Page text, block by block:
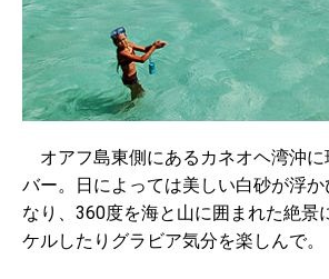
オアフ島東側にあるカネオヘ湾沖に
バー。日によっては美しい白砂が浮か
なり、360度を海と山に囲まれた絶景
ケルしたりグラビア気分を楽しんで。